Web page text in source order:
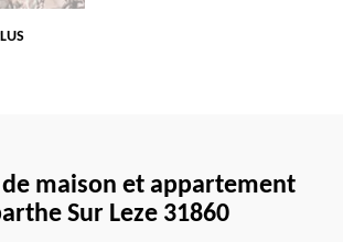
maison et appartement
Sur Leze 31860